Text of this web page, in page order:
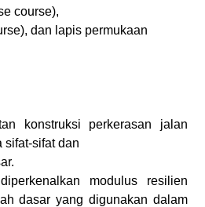
course),
dan lapis permukaan
konstruksi perkerasan jalan
sifat-sifat dan
modulus resilien
dasar yang digunakan dalam